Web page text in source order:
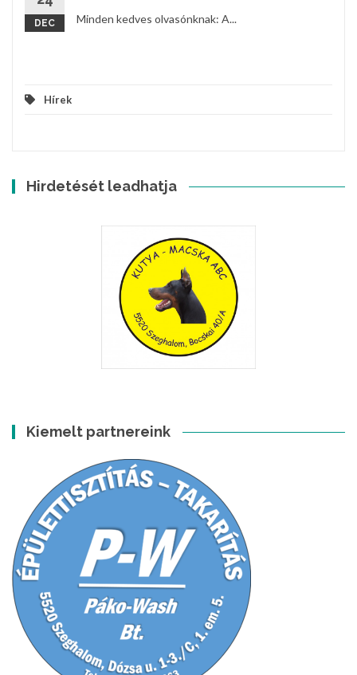
DEC Minden kedves olvasónknak: A...
Hírek
Hirdetését leadhatja
Kiemelt partnereink